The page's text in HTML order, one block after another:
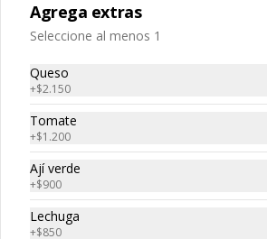
$4.100
Agrega extras
Seleccione al menos 1
Queso
+$2.150
Tomate
+$1.200
Ají verde
+$900
Lechuga
+$850